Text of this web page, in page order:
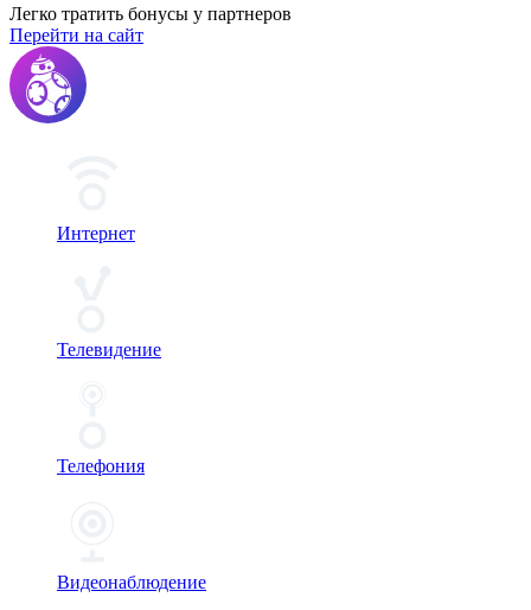
Легко тратить бонусы у партнеров
Перейти на сайт
Интернет
Телевидение
Телефония
Видеонаблюдение